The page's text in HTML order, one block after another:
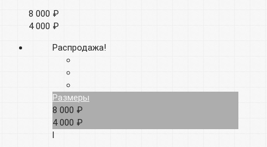
8 000 ₽
4 000 ₽
Распродажа!
Размеры
8 000 ₽
4 000 ₽
l